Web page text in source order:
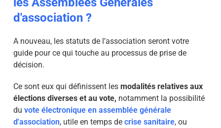
d'association ?
A nouveau, les statuts de l’association seront votre
guide pour ce qui touche au processus de prise de
décision.
Ce sont eux qui définissent les modalités relatives aux
élections diverses et au vote, notamment la possibilité
du vote électronique en assemblée générale
d'association, utile en temps de crise sanitaire, ou